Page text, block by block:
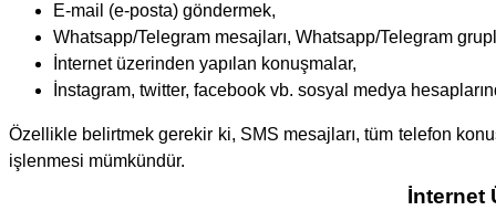
E-mail (e-posta) göndermek,
Whatsapp/Telegram mesajları, Whatsapp/Telegram
İnternet üzerinden yapılan konuşmalar,
İnstagram, twitter, facebook vb. sosyal medya
Özellikle belirtmek gerekir ki, SMS mesajları, tüm telefon
işlenmesi mümkündür.
İnternet